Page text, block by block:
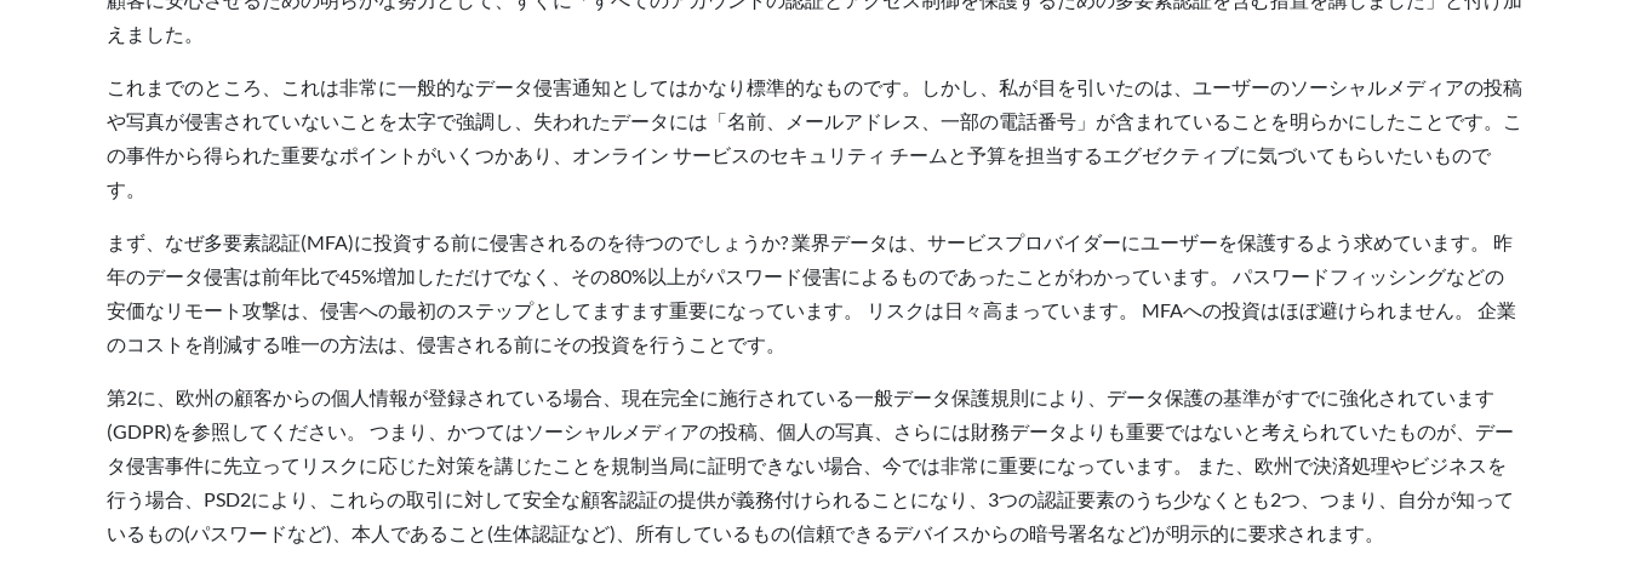
えました。
これまでのところ、これは非常に一般的なデータ侵害通知としてはかなり標準的なものです。しかし、私が目を引いたのは、ユーザーのソーシャルメディアの投稿
や写真が侵害されていないことを太字で強調し、失われたデータには「名前、メールアドレス、一部の電話番号」が含まれていることを明らかにしたことです。こ
の事件から得られた重要なポイントがいくつかあり、オンライン サービスのセキュリティ チームと予算を担当するエグゼクティブに気づいてもらいたいもので
す。
まず、なぜ多要素認証(MFA)に投資する前に侵害されるのを待つのでしょうか? 業界データは、サービスプロバイダーにユーザーを保護するよう求めています。 昨
年のデータ侵害は前年比で45%増加しただけでなく、その80%以上がパスワード侵害によるものであったことがわかっています。 パスワードフィッシングなどの
安価なリモート攻撃は、侵害への最初のステップとしてますます重要になっています。 リスクは日々高まっています。 MFAへの投資はほぼ避けられません。 企業
のコストを削減する唯一の方法は、侵害される前にその投資を行うことです。
第2に、欧州の顧客からの個人情報が登録されている場合、現在完全に施行されている一般データ保護規則により、データ保護の基準がすでに強化されています
(GDPR)を参照してください。 つまり、かつてはソーシャルメディアの投稿、個人の写真、さらには財務データよりも重要ではないと考えられていたものが、デー
タ侵害事件に先立ってリスクに応じた対策を講じたことを規制当局に証明できない場合、今では非常に重要になっています。 また、欧州で決済処理やビジネスを
行う場合、PSD2により、これらの取引に対して安全な顧客認証の提供が義務付けられることになり、3つの認証要素のうち少なくとも2つ、つまり、自分が知って
いるもの(パスワードなど)、本人であること(生体認証など)、所有しているもの(信頼できるデバイスからの暗号署名など)が明示的に要求されます。